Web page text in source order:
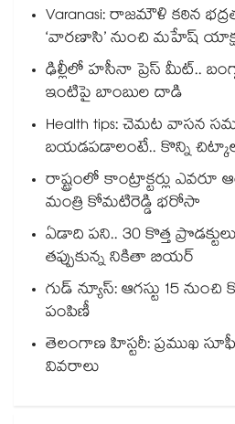
Varanasi: రాజమౌళి కఠిన
‘వారణాసి’ నుంచి మహేష్
ఢిల్లీలో హసీనా ప్రెస్ మీట్..
ఇంటిపై బాంబుల దాడి
Health tips: చెమట వాసన
బయడపడాలంటే.. కొన్ని
రాష్ట్రంలో కాంట్రాక్టర్లు ఎవరూ
మంత్రి కోమటిరెడ్డి భరోసా
ఏడాది పని.. 30 కొత్త
తప్పుకున్న నికితా బియర్
గుడ్ న్యూస్: ఆగస్టు 15 నుంచి
పంపిణీ
తెలంగాణ హిస్టరీ: ప్రముఖ
వివరాలు